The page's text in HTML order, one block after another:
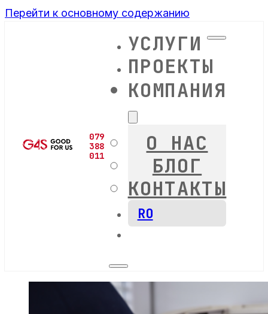
Перейти к основному содержанию
УСЛУГИ
ПРОЕКТЫ
КОМПАНИЯ
О НАС
БЛОГ
КОНТАКТЫ
RO
079
388
011